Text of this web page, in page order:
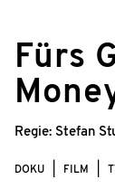
Fürs
Regie: Stefan
DOKU FILM